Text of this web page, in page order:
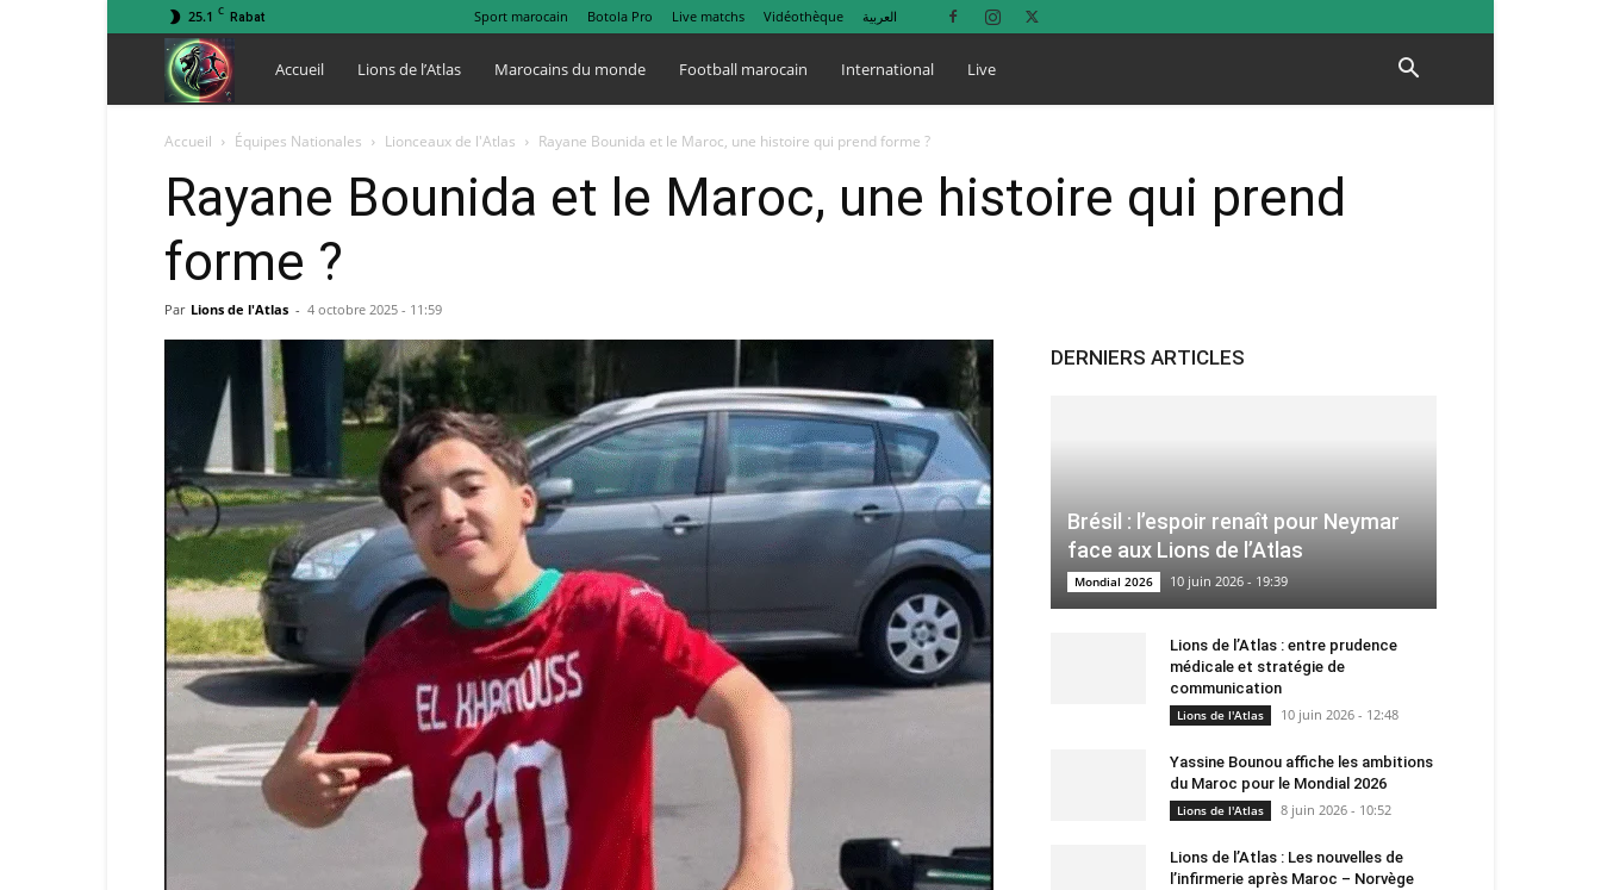
25.1 C Rabat Sport marocain Botola Pro Live matchs Vidéothèque العربية
Lions
de
l
Atlas
Accueil Lions de l’Atlas Marocains du monde Football marocain International Live
Accueil Équipes Nationales Lionceaux de l'Atlas Rayane Bounida et le Maroc, une histoire qui prend forme ?
Rayane Bounida et le Maroc, une histoire qui prend
forme ?
Par Lions de l'Atlas - 4 octobre 2025 - 11:59
DERNIERS ARTICLES
Brésil : l’espoir renaît pour Neymar
face aux Lions de l’Atlas
Mondial 2026 10 juin 2026 - 19:39
Lions de l’Atlas : entre prudence
médicale et stratégie de
communication
Lions de l'Atlas 10 juin 2026 - 12:48
Yassine Bounou affiche les ambitions
du Maroc pour le Mondial 2026
Lions de l'Atlas 8 juin 2026 - 10:52
Lions de l’Atlas : Les nouvelles de
l’infirmerie après Maroc – Norvège